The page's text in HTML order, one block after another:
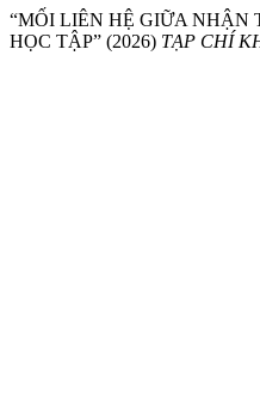
“MỐI LIÊN HỆ GIỮA
HỌC TẬP” (2026) TẠP CHÍ